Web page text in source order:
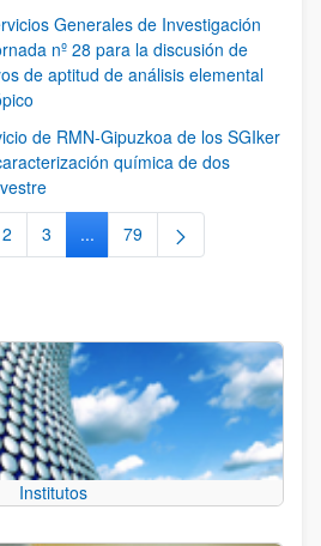
Generales de Investigación
nº 28 para la discusión de
de aptitud de análisis elemental
de RMN-Gipuzkoa de los SGIker
química de dos
Página
2 Página
3 ...Páginas intermedias Use TAB
Página
79
Institutos